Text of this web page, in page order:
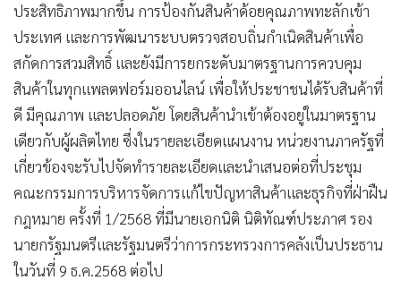
ประสิทธิภาพมากขึ้น การป้องกันสินค้าด้อยคุณภาพทะลักเข้า
ประเทศ และการพัฒนาระบบตรวจสอบถิ่นกำเนิดสินค้าเพื่อ
สกัดการสวมสิทธิ์ และยังมีการยกระดับมาตรฐานการควบคุม
สินค้าในทุกแพลตฟอร์มออนไลน์ เพื่อให้ประชาชนได้รับสินค้าที่
ดี มีคุณภาพ และปลอดภัย โดยสินค้านำเข้าต้องอยู่ในมาตรฐาน
เดียวกับผู้ผลิตไทย ซึ่งในรายละเอียดแผนงาน หน่วยงานภาครัฐที่
เกี่ยวข้องจะรับไปจัดทำรายละเอียดและนำเสนอต่อที่ประชุม
คณะกรรมการบริหารจัดการแก้ไขปัญหาสินค้าและธุรกิจที่ฝ่าฝืน
กฎหมาย ครั้งที่ 1/2568 ที่มีนายเอกนิติ นิติทัณฑ์ประภาศ รอง
นายกรัฐมนตรีและรัฐมนตรีว่าการกระทรวงการคลังเป็นประธาน
ในวันที่ 9 ธ.ค.2568 ต่อไป